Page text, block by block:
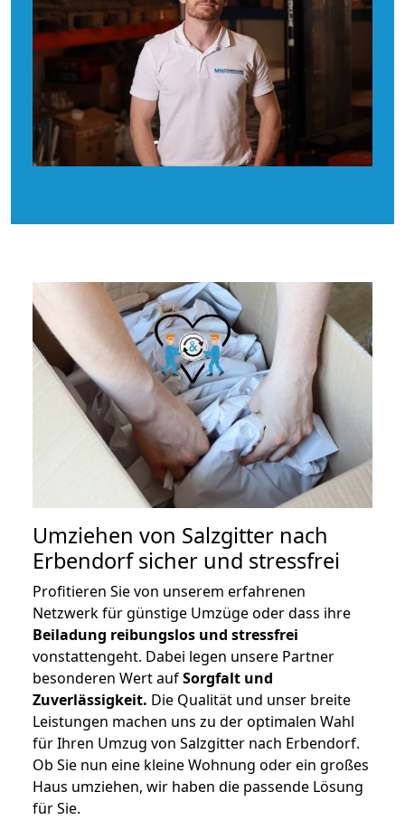
Umziehen von Salzgitter nach
Erbendorfsicher und stressfrei
Profitieren Sie von unserem erfahrenen
Netzwerk für günstige Umzüge oder dass ihre
Beiladung reibungslos und stressfrei
vonstattengeht. Dabei legen unsere Partner
besonderen Wert aufSorgfalt und
Zuverlässigkeit. Die Qualität und unser breite
Leistungen machen uns zu der optimalen Wahl
für Ihren Umzug von Salzgitter nach Erbendorf.
Ob Sie nun eine kleine Wohnung oder ein großes
Haus umziehen, wir haben die passende Lösung
für Sie.